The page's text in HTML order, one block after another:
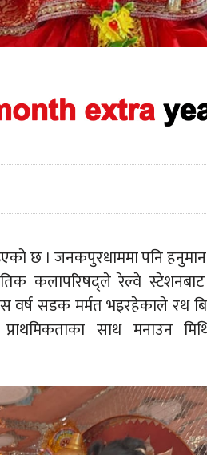
छ । जनकपुरधाममा पनि
कलापरिषद्ले रेल्वे स्टेशनबाट
सडक मर्मत भइरहेकाले रथ
साथ मनाउन